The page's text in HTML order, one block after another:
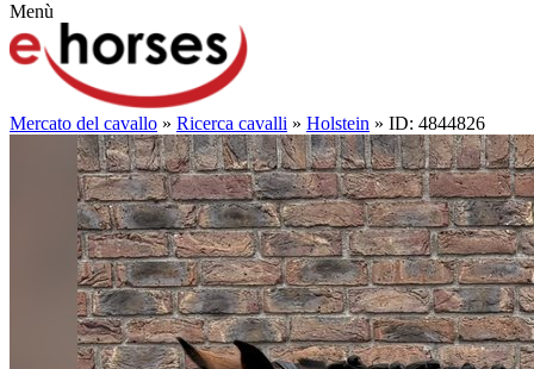
Menù
Mercato del cavallo » Ricerca cavalli » Holstein » ID: 4844826